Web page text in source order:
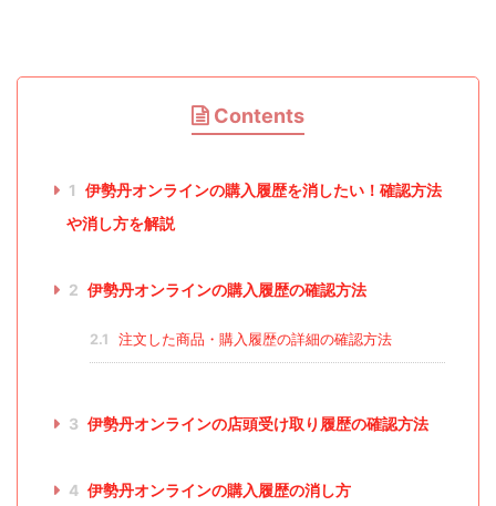
Contents
1 伊勢丹オンラインの購入履歴を消したい！確認方法
や消し方を解説
2 伊勢丹オンラインの購入履歴の確認方法
2.1 注文した商品・購入履歴の詳細の確認方法
3 伊勢丹オンラインの店頭受け取り履歴の確認方法
4 伊勢丹オンラインの購入履歴の消し方